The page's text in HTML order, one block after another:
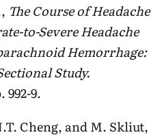
The Course of Headache
to-Severe Headache
Hemorrhage:
Study.
992-9.
Cheng, and M. Skliut,